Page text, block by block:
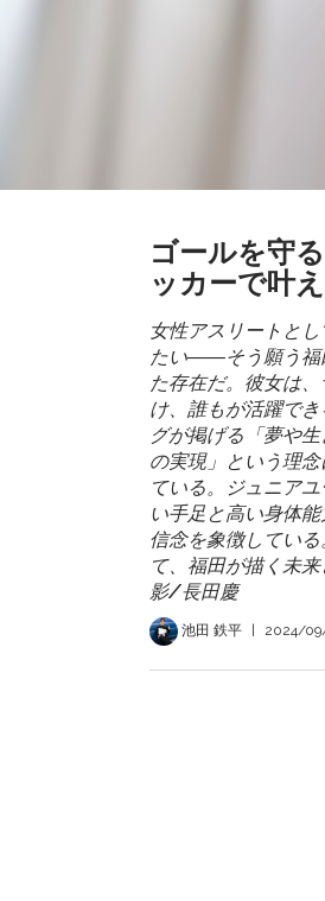
ゴールを守
ッカーで叶
女性アスリートと
たい――そう願う福
た存在だ。彼女は
け、誰もが活躍で
グが掲げる「夢や
の実現」という理
ている。ジュニア
い手足と高い身体
信念を象徴してい
て、福田が描く未
影/長田慶
池田 鉄平 | 2024/